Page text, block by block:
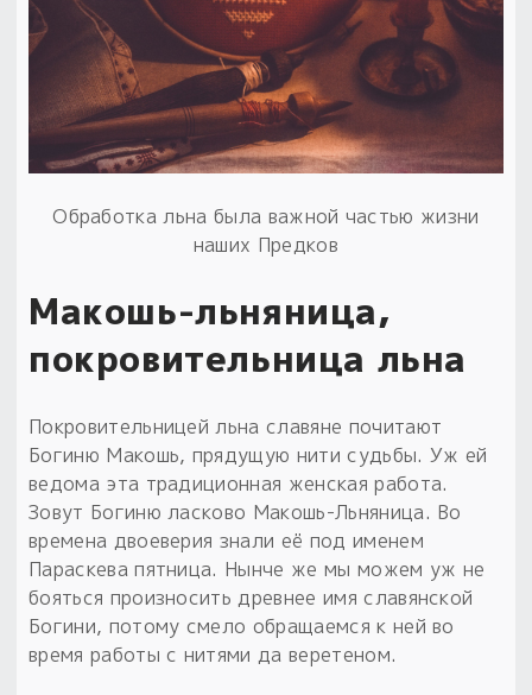
Обработка льна была важной частью жизни
наших Предков
Макошь-льняница,
покровительница льна
Покровительницей льна славяне почитают
Богиню Макошь, прядущую нити судьбы. Уж ей
ведома эта традиционная женская работа.
Зовут Богиню ласково Макошь-Льняница. Во
времена двоеверия знали её под именем
Параскева пятница. Нынче же мы можем уж не
бояться произносить древнее имя славянской
Богини, потому смело обращаемся к ней во
время работы с нитями да веретеном.